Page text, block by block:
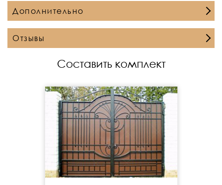
Дополнительно
Отзывы
Составить комплект